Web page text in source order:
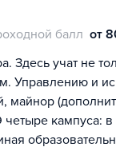
балл от
учат не
Управлению и
майнор
кампуса: